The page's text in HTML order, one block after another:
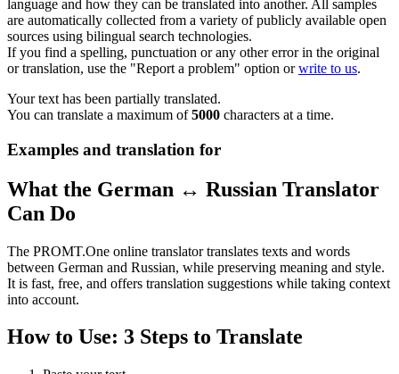
language and how they can be translated into another. All samples
are automatically collected from a variety of publicly available open
sources using bilingual search technologies.
If you find a spelling, punctuation or any other error in the original
or translation, use the "Report a problem" option orwrite to us.
Your text has been partially translated.
You can translate a maximum of5000 characters at a time.
Examples and translation for
What the German ↔ Russian Translator
Can Do
The PROMT.One online translator translates texts and words
between German and Russian, while preserving meaning and style.
It is fast, free, and offers translation suggestions while taking context
into account.
How to Use: 3 Steps to Translate